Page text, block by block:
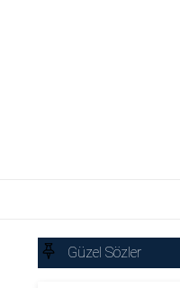
Güzel Sözler